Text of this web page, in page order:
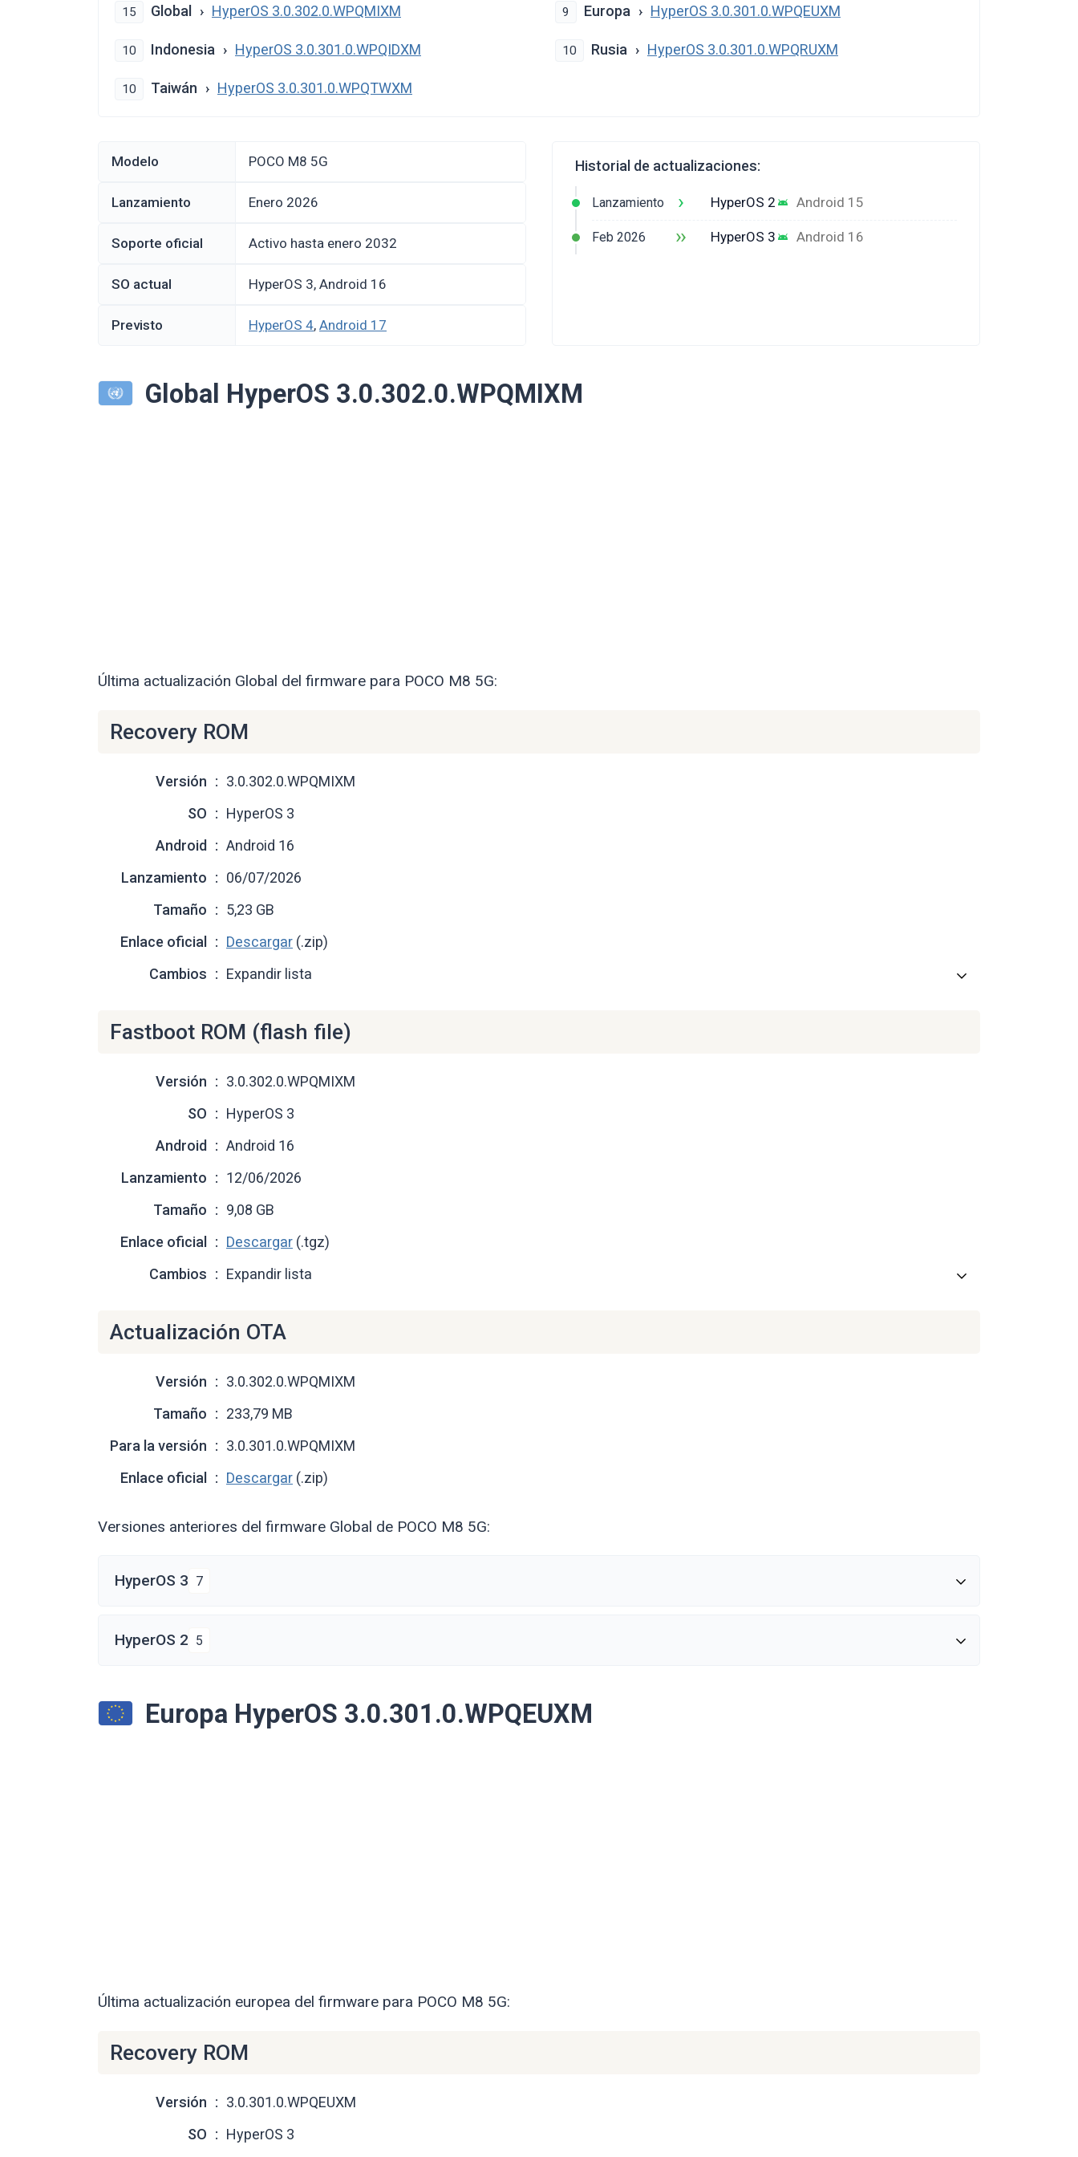
15 Global HyperOS 3.0.302.0.WPQMIXM 9 Europa HyperOS 3.0.301.0.WPQEUXM
10 Indonesia HyperOS 3.0.301.0.WPQIDXM 10 Rusia HyperOS 3.0.301.0.WPQRUXM
10 Taiwán HyperOS 3.0.301.0.WPQTWXM
Modelo POCO M8 5G
Lanzamiento enero 2026
Soporte oficial Activo hasta enero 2032
SO actual HyperOS 3, Android 16
Previsto HyperOS 4, Android 17
Historial de actualizaciones:
Lanzamiento › HyperOS 2 Android 15
Feb 2026 ›› HyperOS 3 Android 16
Global HyperOS 3.0.302.0.WPQMIXM
Última actualización Global del firmware para POCO M8 5G:
Recovery ROM
Versión
3.0.302.0.WPQMIXM
SO
HyperOS 3
Android
Android 16
Lanzamiento
06/07/2026
Tamaño
5,23 GB
Enlace oficial
Descargar (.zip)
Cambios
Expandir lista
Fastboot ROM (flash file)
Versión
3.0.302.0.WPQMIXM
SO
HyperOS 3
Android
Android 16
Lanzamiento
12/06/2026
Tamaño
9,08 GB
Enlace oficial
Descargar (.tgz)
Cambios
Expandir lista
Actualización OTA
Versión
3.0.302.0.WPQMIXM
Tamaño
233,79 MB
Para la versión
3.0.301.0.WPQMIXM
Enlace oficial
Descargar (.zip)
Versiones anteriores del firmware Global de POCO M8 5G:
HyperOS 3 7
HyperOS 2 5
Europa HyperOS 3.0.301.0.WPQEUXM
Última actualización europea del firmware para POCO M8 5G:
Recovery ROM
Versión
3.0.301.0.WPQEUXM
SO
HyperOS 3